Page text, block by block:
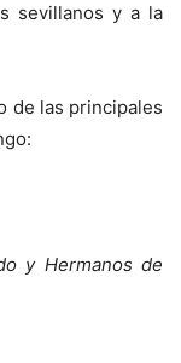
sevillanos y a la
de las principales
y Hermanos de